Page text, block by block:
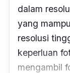
dalam
yang
resolusi
keperluan
mengambil